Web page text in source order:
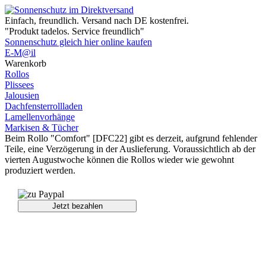
Einfach, freundlich. Versand nach DE kostenfrei.
"Produkt tadelos. Service freundlich"
Sonnenschutz gleich hier online kaufen
E-M@il
Warenkorb
Rollos
Plissees
Jalousien
Dachfenster­rollladen
Lamellen­vorhänge
Markisen & Tücher
Beim Rollo "Comfort" [DFC22] gibt es derzeit, aufgrund fehlender
Teile, eine Verzögerung in der Auslieferung. Voraussichtlich ab der
vierten Augustwoche können die Rollos wieder wie gewohnt
produziert werden.